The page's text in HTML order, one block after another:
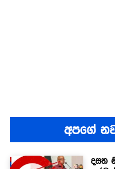
අපගේ
දසත